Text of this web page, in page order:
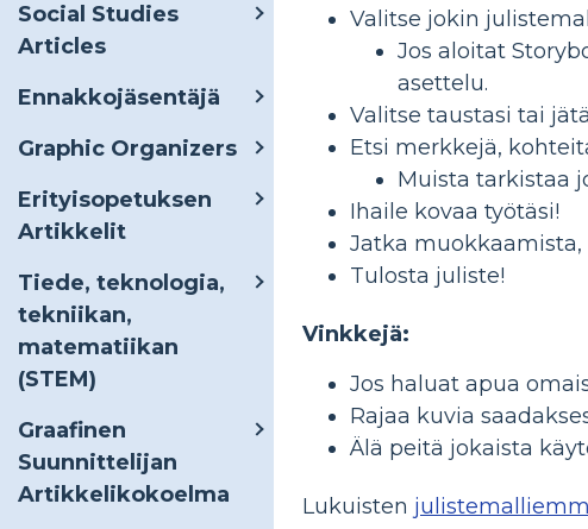
Social Studies
Articles
Ennakkojäsentäjä
Graphic Organizers
Erityisopetuksen
Artikkelit
Tiede, teknologia,
tekniikan,
matematiikan
(STEM)
Graafinen
Suunnittelijan
Artikkelikokoelma
Valitse jokin
Jos aloitat
asettelu.
Valitse taustasi tai
Etsi merkkejä,
Muista tarkistaa
Ihaile kovaa työtäsi!
Jatka
Tulosta juliste!
Vinkkejä:
Jos haluat apua
Rajaa kuvia
Älä peitä jokaista
Lukuisten